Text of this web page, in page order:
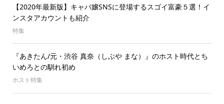
【2020年最新版】キャバ嬢SNSに登場するスゴイ富豪５選！イ
ンスタアカウントも紹介
特集
『あきたん/元・渋谷 真奈（しぶや まな）』のホスト時代とち
いめろとの馴れ初め
ホスト特集